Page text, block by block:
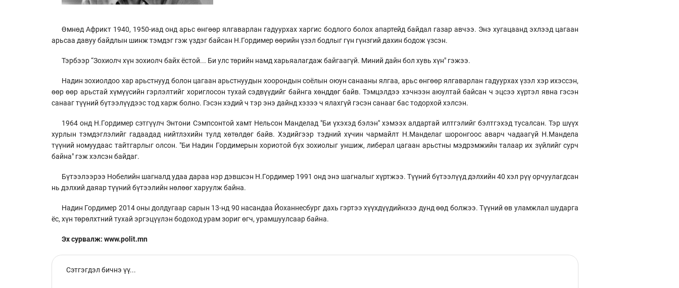
Өмнөд Африкт 1940, 1950-иад онд арьс өнгөөр ​​ялгаварлан гадуурхах харгис бодлого болох апартейд байдал газар авчээ. Энэ хугацаанд эхлээд цагаан
арьсаа давуу байдлын шинж тэмдэг гэж үздэг байсан Н.Гордимер өөрийн үзэл бодлыг гүн гүнзгий дахин бодож үзсэн.
Тэрбээр “Зохиолч хүн зохиолч байх ёстой... Би улс төрийн намд харьяалагдаж байгаагүй. Миний дайн бол хувь хүн" гэжээ.
Надин зохиолдоо хар арьстнууд болон цагаан арьстнуудын хоорондын соёлын оюун санааны ялгаа, арьс өнгөөр ​​ялгаварлан гадуурхах үзэл хэр ихэссэн,
өөр өөр арьстай хүмүүсийн гэрлэлтийг хориглосон тухай сэдвүүдийг байнга хөнддөг байв. Тэмцэлдээ хэчнээн аюултай байсан ч эцсээ хүртэл явна гэсэн
санааг түүний бүтээлүүдээс тод харж болно. Гэсэн хэдий ч тэр энэ дайнд хэзээ ч ялахгүй гэсэн санааг бас тодорхой хэлсэн.
1964 онд Н.Гордимер сэтгүүлч Энтони Сэмпсонтой хамт Нельсон Манделад "Би үхэхэд бэлэн" хэмээх алдартай илтгэлийг бэлтгэхэд тусалсан. Тэр шүүх
хурлын тэмдэглэлийг гадаадад нийтлэхийн тулд хөтөлдөг байв. Хэдийгээр тэдний хүчин чармайлт Н.Манделаг шоронгоос аварч чадаагүй Н.Мандела
түүний номуудаас тайтгарлыг олсон. "Би Надин Гордимерын хориотой бүх зохиолыг уншиж, либерал цагаан арьстны мэдрэмжийн талаар их зүйлийг сурч
байна" гэж хэлсэн байдаг.
Бүтээлээрээ Нобелийн шагналд удаа дараа нэр дэвшсэн Н.Гордимер 1991 онд энэ шагналыг хүртжээ. Түүний бүтээлүүд дэлхийн 40 хэл рүү орчуулагдсан
нь дэлхий даяар түүний бүтээлийн нөлөөг харуулж байна.
Надин Гордимер 2014 оны долдугаар сарын 13-нд 90 насандаа Йоханнесбург дахь гэртээ хүүхдүүдийнхээ дунд өөд болжээ. Түүний өв уламжлал шударга
ёс, хүн төрөлхтний тухай эргэцүүлэн бодоход урам зориг өгч, урамшуулсаар байна.
Эх сурвалж: www.polit.mn